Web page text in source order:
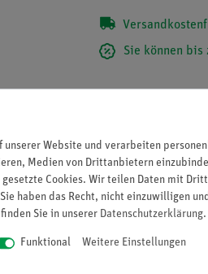
Sie können bis
Website und verarbeiten
Medien von Drittanbietern
Cookies. Wir teilen Daten mit
haben das Recht, nicht einzuwilligen
Sie in unserer Daten­schutz­erklärung.
Funktional Weitere Einstellungen